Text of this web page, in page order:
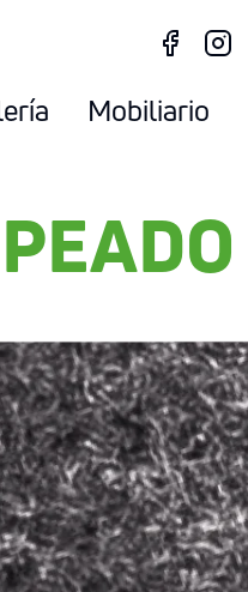
Mobiliario